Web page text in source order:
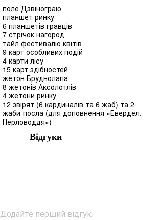
поле Дзвінограю
планшет ринку
6 планшетів гравців
7 стрічок нагород
тайл фестивалю квітів
9 карт особливих подій
4 карти лісу
15 карт здібностей
жетон Бруднолапа
8 жетонів Аксолотлів
4 жетони ринку
12 звірят (6 кардиналів та 6 жаб) та 2
жаби-посла (для доповнення «Евердел.
Перловоддя»)
Відгуки
Додайте перший відгук